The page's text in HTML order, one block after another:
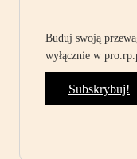
Buduj swoją
wyłącznie w
Subskrybuj!